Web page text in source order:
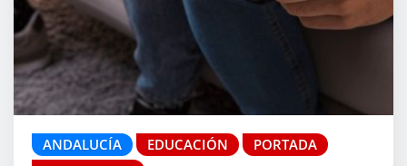
ANDALUCÍA EDUCACIÓN
PORTADA